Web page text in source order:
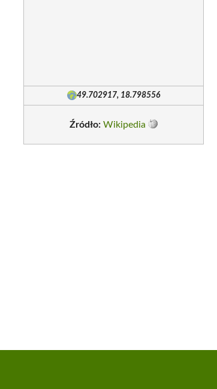
49.702917, 18.798556
Źródło: Wikipedia